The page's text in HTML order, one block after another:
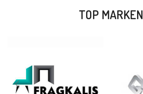
TOP MARKEN